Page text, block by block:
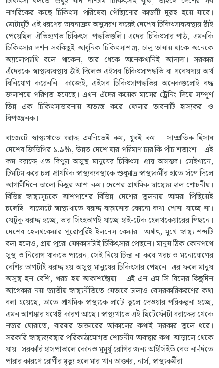
নাগরিকের কাছে চিকিৎসা পরিষেবা পৌঁছানোর কাজটি দুরূহ হয়ে যাবে।
মোটামুটি এই ধরণের ভাবনাক্রম অনুসরণ করেই দেশের চিকিৎসাব্যবস্থায় ঠাঁই
পেয়েছিল ঐতিহ্যগত চিকিৎসা পদ্ধতিগুলি। এদের চিকিৎসার পাঠ, এমনকি
চিকিৎসার দর্শন সবকিছুই আধুনিক চিকিৎসাশাস্ত্র, চালু ভাষায় যাকে অনেকে
অ্যালোপ্যাথি বলে থাকেন, তার থেকে অনেকখানিই আলাদা। সরকার
এঁদেরকে স্বাস্থ্যব্যবস্থায় ঠাঁই দিলেও এইসব চিকিৎসাপদ্ধতি বা গবেষণায় অর্থ
বিনিয়োগ করেননি। কাজেই, এইসব চিকিৎসাপদ্ধতির অনেকগুলোই বদ্ধ
জলাশয়ে পরিণত হয়েছে। এখন এঁদের কয়েক মাসের ট্রেনিং দিয়ে সম্পূর্ণ
ভিন্ন এক চিকিৎসাভাবনায় অভ্যস্ত করে ফেলার ভাবনাটি হাস্যকর ও
বিপজ্জনক।
বাজেটে স্বাস্থ্যখাতে বরাদ্দ এমনিতেই কম, খুবই কম – সাম্প্রতিক হিসাব
দেশের জিডিপির ১.৯%, উন্নত দেশে যার পরিমাণ চার কি পাঁচ শতাংশ – এই
কম বরাদ্দে এত বিপুল অসুস্থ মানুষের চিকিৎসা প্রায় অসম্ভব। সেইখানে,
টিমটিম করে চলা প্রাথমিক স্বাস্থ্যব্যবস্থাকে শুধুমাত্র স্বাস্থ্যকর্মীর হাতে সঁপে দিলে
আগামীদিনে ভালো কিছুর আশা কম। দেশের প্রাথমিক স্বাস্থ্যের হাল শোচনীয়।
বিভিন্ন স্বাস্থ্যসূচকে আশপাশের বিভিন্ন দেশের তুলনায় আমরা পিছিয়েই
চলেছি। বাজেটে স্বাস্থ্যখাতে বরাদ্দ বাড়ানোর কোনো কথা শোনা যাচ্ছে না।
যেটুকু বরাদ্দ হচ্ছে, তার সিংহভাগই যাচ্ছে হাই-টেক হেলথকেয়ারের পিছনে।
দেশের হেলথকেয়ার পুরোপুরিই ইলনেস-কেয়ার। অর্থাৎ, মুখে স্বাস্থ্য শব্দটি
বলা হলেও, প্রায় পুরো ফোকাসটাই চিকিৎসার পেছনে। মানুষ ঠিক কোনপথে
সুস্থ ও নিরোগ থাকতে পারেন, সেই নিয়ে চিন্তা না করে খরচ ও মনোযোগের
বেশির ভাগটাই বরাদ্দ হয় অসুস্থ মানুষের চিকিৎসার পেছনে। এর ফলে মানুষ
অসুস্থ হন বেশি, খরচ হয় আকাশছোঁয়া। এই এন এম সি বিলের কিছুদিন
আগেকার নয়া জাতীয় স্বাস্থ্যনীতিতে যেভাবে ঢালাও বেসরকারিকরণের কথা
বলা হয়েছে, তাতে প্রাথমিক স্বাস্থ্যকে লাটে তুলে দেওয়ার পরিকল্পনা হচ্ছে,
এমন আশঙ্কার যথেষ্ট কারণ আছে। স্বাস্থ্যখাতে এই ছিটেফোঁটা বরাদ্দের থেকে
নজর ঘোরাতে, বারবার ডাক্তারের আকালের কথাই সরকার তুলে ধরে।
সরকারি স্বাস্থ্যব্যবস্থার পরিকাঠামোগত শোচনীয় অবস্থার কথা আড়ালে থেকে
যায়। সরকারি হাসপাতালে কোনও মুমূর্ষু রোগির জন্য আইসিইউ বেড না-দিতে
পারার কারণে রোগীর মৃত্যু হলে মার খান ডাক্তার, নার্স, স্বাস্থ্যকর্মীরা।